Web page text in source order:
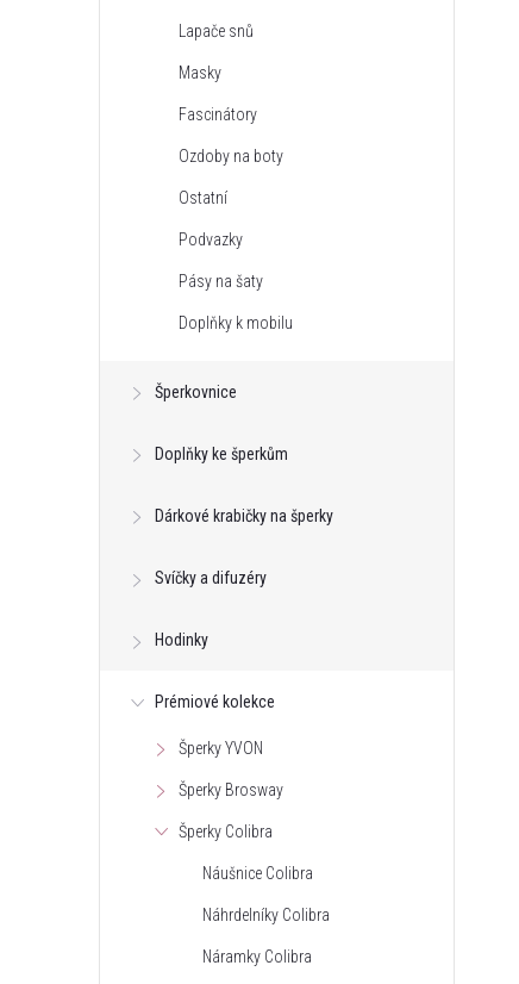
Lapače snů
Masky
Fascinátory
Ozdoby na boty
Ostatní
Podvazky
Pásy na šaty
Doplňky k mobilu
Šperkovnice
Doplňky ke šperkům
Dárkové krabičky na šperky
Svíčky a difuzéry
Hodinky
Prémiové kolekce
Šperky YVON
Šperky Brosway
Šperky Colibra
Náušnice Colibra
Náhrdelníky Colibra
Náramky Colibra